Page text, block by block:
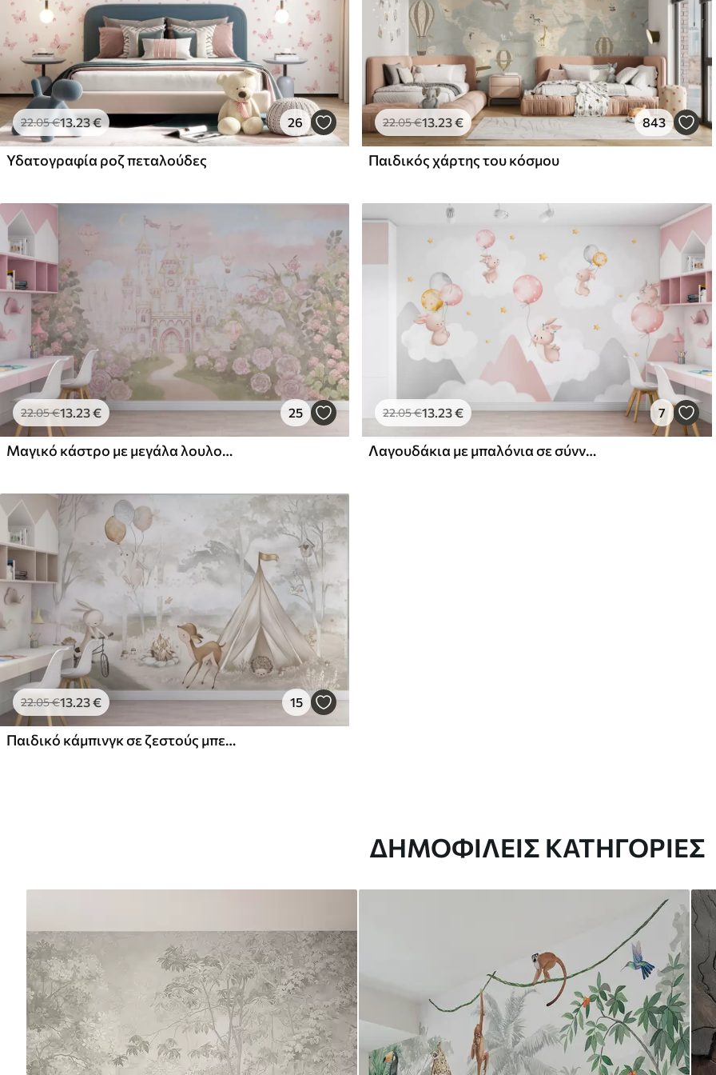
22.05€13.23€ 26
Υδατογραφία ροζ πεταλούδες
22.05€13.23€ 843
Παιδικός χάρτης του κόσμου
22.05€13 .23€ 25
Μαγικό κάστρο με μεγάλα λουλούδια και δέντρα
22.05€13 .23€ 7
Λαγουδάκια με μπαλόνια σε σύννεφα ανάμεσα σε βουνοκορφές
22.05€13.23€ 15
Παιδικό κάμπινγκ σε ζεστούς μπεζ τόνους, σκηνή και ζώα του δάσους
ΔΗΜΟΦΙΛΕΊΣ ΚΑΤΗΓΟΡΊΕΣ